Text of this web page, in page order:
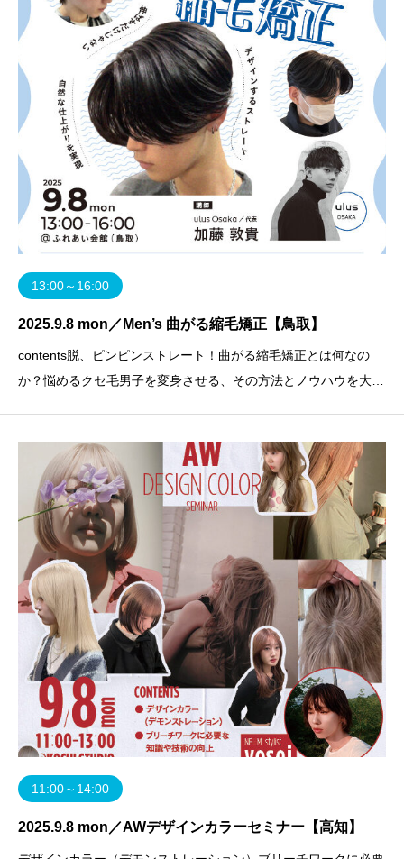
13:00～16:00
2025.9.8 mon／Men’s 曲がる縮毛矯正【鳥取】
contents脱、ピンピンストレート！曲がる縮毛矯正とは何なの
か？悩めるクセ毛男子を変身させる、その方法とノウハウを大公
是非ご参加下さい。ulus OSAKA 代
11:00～14:00
2025.9.8 mon／AWデザインカラーセミナー【高知】